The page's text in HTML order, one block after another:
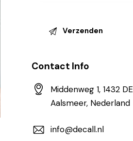
Contact Info
Middenweg 1, 1432 DE
Aalsmeer, Nederland
info@decall.nl